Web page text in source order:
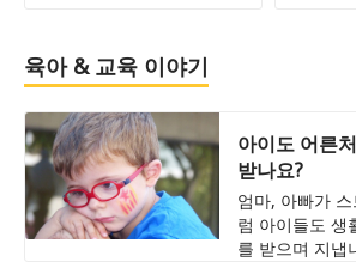
육아 & 교육 이야기
아이도 어른
받나요?
엄마, 아빠가
럼 아이들도 생
를 받으며 지냅